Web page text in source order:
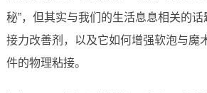
秘”，但其实与我们的生活息息相关的
接力改善剂，以及它如何增强软泡与魔
件的物理粘接。